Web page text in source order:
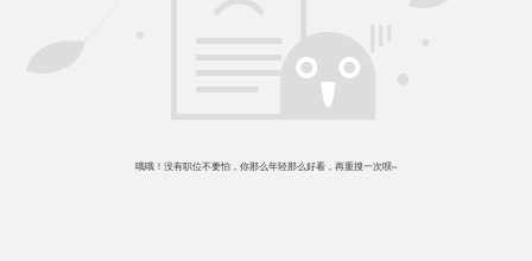
哦哦！没有职位不要怕，你那么年轻那么好看，再重搜一次呗~